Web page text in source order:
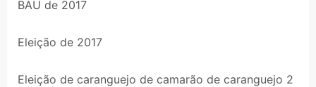
BAU de 2017
Eleição de 2017
Eleição de caranguejo de camarão de caranguejo 2